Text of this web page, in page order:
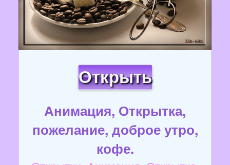
Открыть
Анимация, Открытка,
пожелание, доброе утро,
кофе.